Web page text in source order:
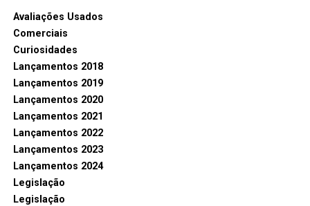
Avaliações Usados
Comerciais
Curiosidades
Lançamentos 2018
Lançamentos 2019
Lançamentos 2020
Lançamentos 2021
Lançamentos 2022
Lançamentos 2023
Lançamentos 2024
Legislação
Legislação